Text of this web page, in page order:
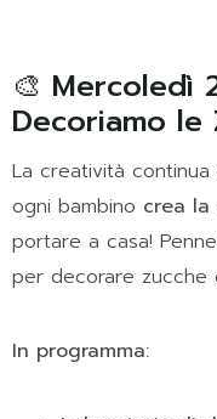
🎨 Mercoledì
Decoriamo le
La creatività
ogni bambino crea la
portare a casa!
per decorare zucche
In programma: